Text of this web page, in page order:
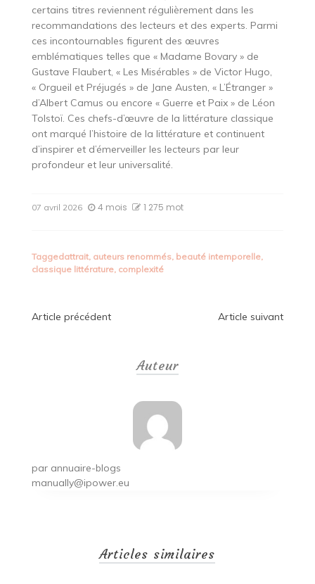
certains titres reviennent régulièrement dans les
recommandations des lecteurs et des experts. Parmi
ces incontournables figurent des œuvres
emblématiques telles que « Madame Bovary » de
Gustave Flaubert, « Les Misérables » de Victor Hugo,
« Orgueil et Préjugés » de Jane Austen, « L’Étranger »
d’Albert Camus ou encore « Guerre et Paix » de Léon
Tolstoï. Ces chefs-d’œuvre de la littérature classique
ont marqué l’histoire de la littérature et continuent
d’inspirer et d’émerveiller les lecteurs par leur
profondeur et leur universalité.
07 avril 2026 4 mois 1 275 mot
Taggedattrait, auteurs renommés, beauté intemporelle,
classique littérature, complexité
Navigation
Article précédent Article suivant
Auteur
par annuaire-blogs
manually@ipower.eu
Articles similaires